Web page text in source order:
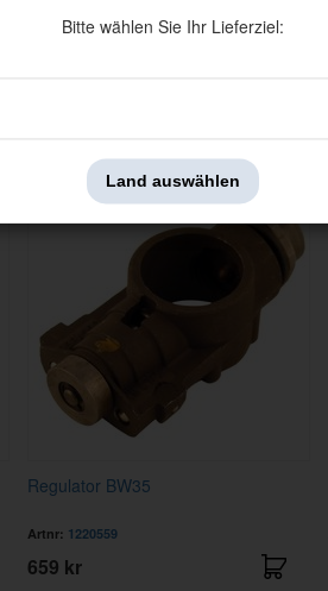
Regulator BW35
Artnr: 1220559
659 kr
Bitte wählen Sie Ihr Lieferziel:
Land auswählen